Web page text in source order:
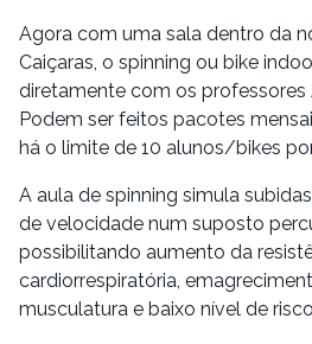
Agora com uma sala dentro da
Caiçaras, o spinning ou bike
diretamente com os professores
Podem ser feitos pacotes
há o limite de 10 alunos/bikes
A aula de spinning simula
de velocidade num suposto
possibilitando aumento da
cardiorrespiratória,
musculatura e baixo nível de